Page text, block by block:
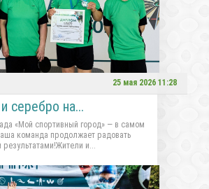
25 мая 2026 11:28
серебро на...
«Мой спортивный город» — в самом
команда продолжает радовать
результатами!Жители и...